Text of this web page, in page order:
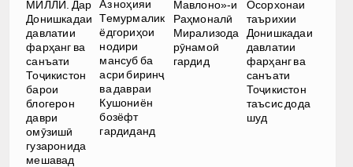
МИЛЛӢ. Дар
Донишкадаи
давлатии
фарҳанг ва
санъати
Тоҷикистон
барои
блогерон
даври
омӯзишӣ
гузаронида
мешавад
Аз ноҳияи
Темурмалик
ёдгориҳои
нодири
мансуб ба
асри биринҷ
ва давраи
Кушониён
бозёфт
гардиданд
Мавлоно»-и
Раҳмоналӣ
Мирализода
рӯнамоӣ
гардид
Осорхонаи
таърихии
Донишкадаи
давлатии
фарҳанг ва
санъати
Тоҷикистон
таъсис дода
шуд